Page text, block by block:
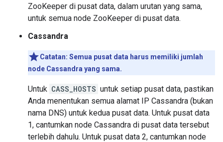
ZooKeeper di pusat data, dalam urutan yang sama,
untuk semua node ZooKeeper di pusat data.
Cassandra
Catatan: Semua pusat data harus memiliki jumlah
node Cassandra yang sama.
Untuk CASS_HOSTS untuk setiap pusat data, pastikan
Anda menentukan semua alamat IP Cassandra (bukan
nama DNS) untuk kedua pusat data. Untuk pusat data
1, cantumkan node Cassandra di pusat data tersebut
terlebih dahulu. Untuk pusat data 2, cantumkan node